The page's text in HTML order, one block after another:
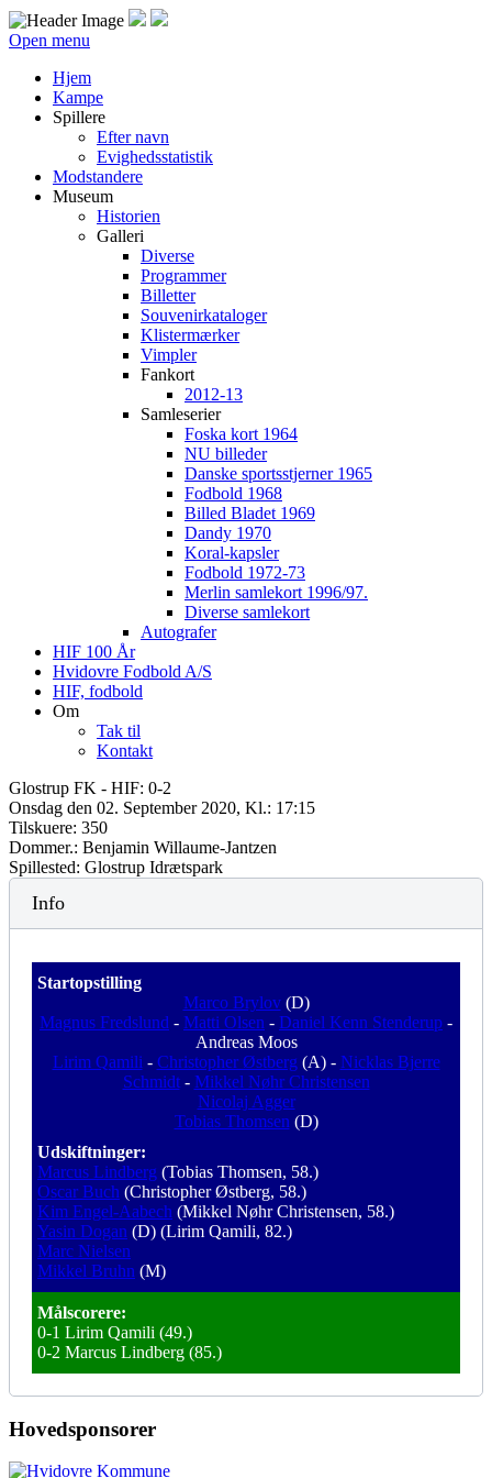
Open menu
Hjem
Kampe
Spillere
Efter navn
Evighedsstatistik
Modstandere
Museum
Historien
Galleri
Diverse
Programmer
Billetter
Souvenirkataloger
Klistermærker
Vimpler
Fankort
2012-13
Samleserier
Foska kort 1964
NU billeder
Danske sportsstjerner 1965
Fodbold 1968
Billed Bladet 1969
Dandy 1970
Koral-kapsler
Fodbold 1972-73
Merlin samlekort 1996/97.
Diverse samlekort
Autografer
HIF 100 År
Hvidovre Fodbold A/S
HIF, fodbold
Om
Tak til
Kontakt
Glostrup FK - HIF: 0-2
Onsdag den 02. September 2020, Kl.: 17:15
Tilskuere: 350
Dommer.: Benjamin Willaume-Jantzen
Spillested: Glostrup Idrætspark
Info
Startopstilling
Marco Brylov(D)
Magnus Fredslund - Matti Olsen - Daniel Kenn Stenderup -
Andreas Moos
Lirim Qamili - Christopher Østberg (A) - Nicklas Bjerre
Schmidt- Mikkel Nøhr Christensen
Nicolaj Agger
Tobias Thomsen (D)
Udskiftninger:
Marcus Lindberg (Tobias Thomsen, 58.)
Oscar Buch (Christopher Østberg, 58.)
Kim Engel-Aabech (Mikkel Nøhr Christensen, 58.)
Yasin Dogan (D) (Lirim Qamili, 82.)
Marc Nielsen
Mikkel Bruhn (M)
Målscorere:
0-1 Lirim Qamili (49.)
0-2 Marcus Lindberg (85.)
Hovedsponsorer